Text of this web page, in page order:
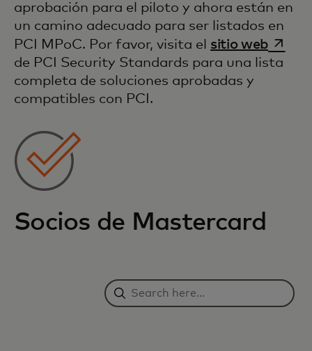
aprobación para el piloto y ahora están en
un camino adecuado para ser listados en
PCI MPoC. Por favor, visita el sitio webse
de PCI Security Standards para una lista
completa de soluciones aprobadas y
compatibles con PCI.
Socios de Mastercard